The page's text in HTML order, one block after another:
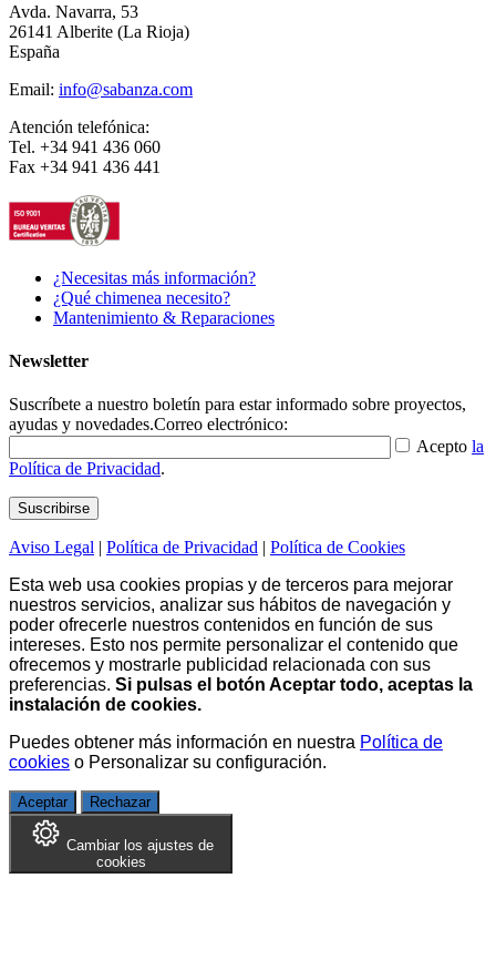
Avda. Navarra, 53
26141 Alberite (La Rioja)
España
Email: info@sabanza.com
Atención telefónica:
Tel. +34 941 436 060
Fax +34 941 436 441
¿Necesitas más información?
¿Qué chimenea necesito?
Mantenimiento & Reparaciones
Newsletter
Suscríbete a nuestro boletín para estar informado sobre proyectos,
ayudas y novedades.Correo electrónico:
Acepto la
Política de Privacidad.
Aviso Legal | Política de Privacidad | Política de Cookies
Esta web usa cookies propias y de terceros para mejorar
nuestros servicios, analizar sus hábitos de navegación y
poder ofrecerle nuestros contenidos en función de sus
intereses. Esto nos permite personalizar el contenido que
ofrecemos y mostrarle publicidad relacionada con sus
preferencias. Si pulsas el botón Aceptar todo, aceptas la
instalación de cookies.
Puedes obtener más información en nuestra Política de
cookies o Personalizar su configuración.
Aceptar Rechazar
Cambiar los ajustes de
cookies